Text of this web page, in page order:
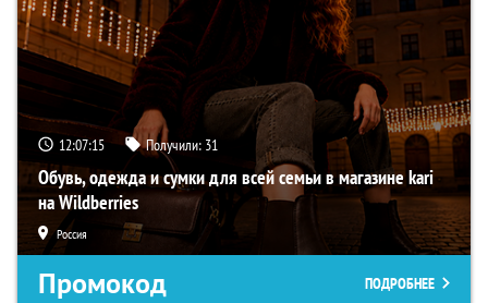
12:07:14 Получили: 31
Обувь, одежда и сумки для всей семьи в магазине kari
на Wildberries
Россия
Промокод ПОДРОБНЕЕ